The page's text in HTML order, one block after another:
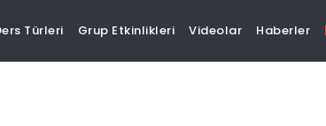
Türleri Grup Etkinlikleri Videolar Haberler